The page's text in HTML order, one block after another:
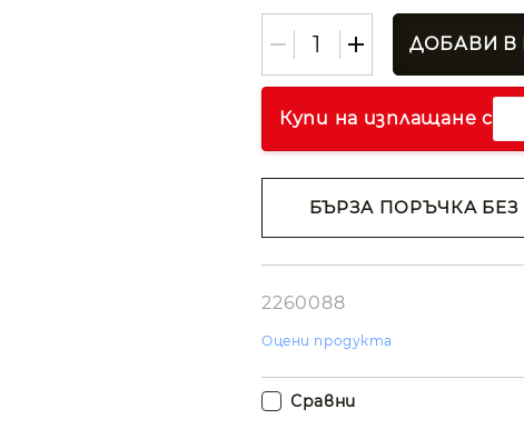
Купи на изплащане с
БЪРЗА ПОРЪЧКА БЕЗ
лични данни
работния ден.
2260088
Оцени продукта
Сравни